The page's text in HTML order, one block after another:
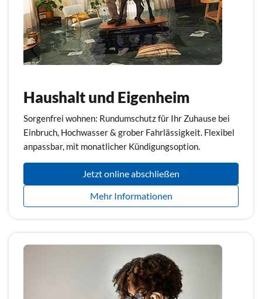
Haushalt und Eigenheim
Sorgenfrei wohnen: Rundumschutz für Ihr Zuhause bei
Einbruch, Hochwasser & grober Fahrlässigkeit. Flexibel
anpassbar, mit monatlicher Kündigungsoption.
Jetzt online abschließen
Mehr Informationen